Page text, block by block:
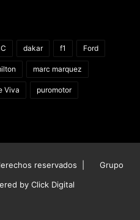
dakar f1 Ford
marc marquez
Viva puromotor
reservados |
Grupo
by Click Digital